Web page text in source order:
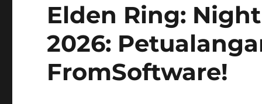
Elden Ring:
2026:
FromSoftware!